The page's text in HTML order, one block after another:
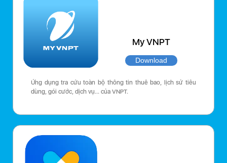
My VNPT
Download
Ứng dụng tra cứu toàn bộ thông tin thuê bao, lịch sử tiêu
dùng, gói cước, dịch vụ… của VNPT.